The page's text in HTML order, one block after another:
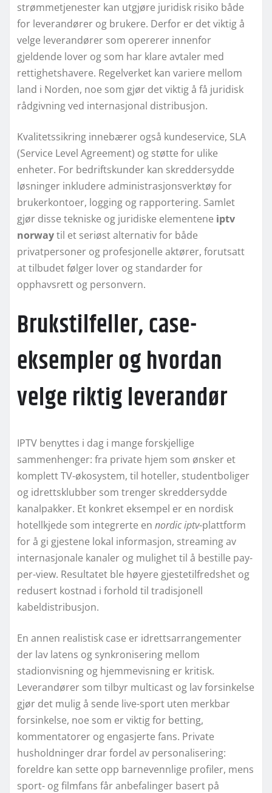
strømmetjenester kan utgjøre juridisk risiko både
for leverandører og brukere. Derfor er det viktig å
velge leverandører som opererer innenfor
gjeldende lover og som har klare avtaler med
rettighetshavere. Regelverket kan variere mellom
land i Norden, noe som gjør det viktig å få juridisk
rådgivning ved internasjonal distribusjon.
Kvalitetssikring innebærer også kundeservice, SLA
(Service Level Agreement) og støtte for ulike
enheter. For bedriftskunder kan skreddersydde
løsninger inkludere administrasjonsverktøy for
brukerkontoer, logging og rapportering. Samlet
gjør disse tekniske og juridiske elementene iptv
norwaytil et seriøst alternativ for både
privatpersoner og profesjonelle aktører, forutsatt
at tilbudet følger lover og standarder for
opphavsrett og personvern.
Brukstilfeller, case-
eksempler og hvordan
velge riktig leverandør
IPTV benyttes i dag i mange forskjellige
sammenhenger: fra private hjem som ønsker et
komplett TV-økosystem, til hoteller, studentboliger
og idrettsklubber som trenger skreddersydde
kanalpakker. Et konkret eksempel er en nordisk
hotellkjede som integrerte en nordic iptv-plattform
for å gi gjestene lokal informasjon, streaming av
internasjonale kanaler og mulighet til å bestille pay-
per-view. Resultatet ble høyere gjestetilfredshet og
redusert kostnad i forhold til tradisjonell
kabeldistribusjon.
En annen realistisk case er idrettsarrangementer
der lav latens og synkronisering mellom
stadionvisning og hjemmevisning er kritisk.
Leverandører som tilbyr multicast og lav forsinkelse
gjør det mulig å sende live-sport uten merkbar
forsinkelse, noe som er viktig for betting,
kommentatorer og engasjerte fans. Private
husholdninger drar fordel av personalisering:
foreldre kan sette opp barnevennlige profiler, mens
sport- og filmfans får anbefalinger basert på